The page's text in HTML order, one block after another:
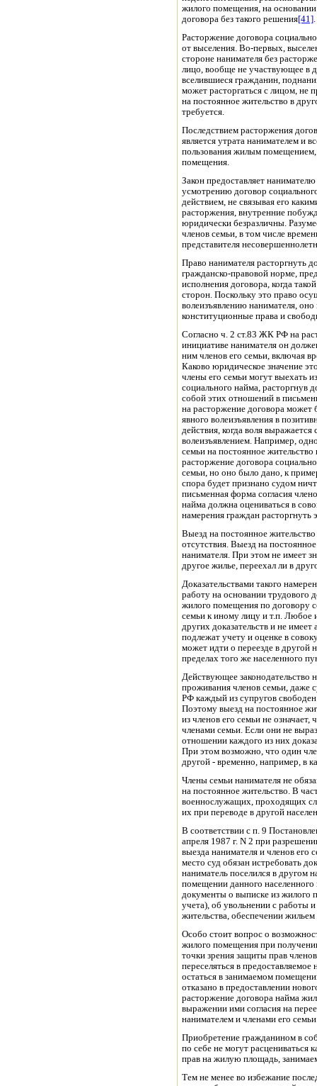
жилого помещения, на
договора без такого решения[41].
Расторжение договора
от выселения. Во-первых,
стороне нанимателя без
лицо, вообще не участвующее в
вселившиеся гражданин,
может расторгаться с лицом,
на постоянное жительство в
требуется.
Последствием расторжения
является утрата нанимателем и
пользования жилым
помещения.
Закон предоставляет
усмотрению договор
действием, не связывая его
расторжения, внутренние
юридически безразличны.
членов семьи, в том числе
представителя
Право нанимателя расторгнуть
гражданско-правовой норме,
исполнения договора, когда
сторон. Поскольку это право
волеизъявлению нанимателя,
конституционные права и
Согласно ч. 2 ст.83 ЖК РФ на
инициативе нанимателя он
ним членов его семьи, включая
Каково юридическое значение
члены его семьи могут выехать
социального найма, расторгнув
собой этих отношений в
на расторжение договора может
явного волеизъявления в
действия, когда воля
волеизъявлением. Например,
семьи на постоянное
расторжение договора
семьи, но оно было дано, к
спора будет признано судом
письменная форма согласия
найма должна оцениваться в
намерения граждан расторгнуть
Выезд на постоянное
отсутствия. Выезд на
нанимателя. При этом не имеет
другое жилье, переехал ли в
Доказательствами такого
работу на основании трудового
жилого помещения по договору
семьи к иному лицу и т.п. Любое
других доказательств и не имеет
подлежат учету и оценке в
может идти о переезде в другой
пределах того же населенного
Действующее законодательство
проживания членов семьи, даже
РФ каждый из супругов
Поэтому выезд на постоянное
из членов его семьи не
членами семьи. Если они не
отношении каждого из них
При этом возможно, что один
другой - временно, например, в
Члены семьи нанимателя не
на постоянное жительство. В
военнослужащих, проходящих
их при переводе в другой
В соответствии с п. 9
апреля 1987 г. N 2 при
выезда нанимателя и членов его
место суд обязан истребовать
наниматель поселился в другом
помещении данного населенного
документы о выписке из жилого
учета), об увольнении с работы
жительства, обеспечении
Особо стоит вопрос о
жилого помещения при
точки зрения защиты прав
переселяться в
остаться в занимаемом
отказано в предоставлении
расторжение договора найма
выражении ими согласия на
нанимателем и членами его
Приобретение гражданином в
по себе не могут расцениваться
прав на жилую площадь,
Тем не менее во избежание